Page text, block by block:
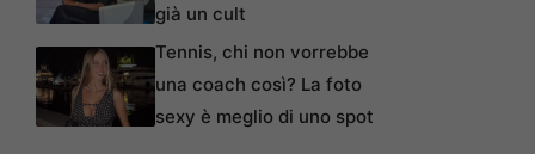
già un cult
Tennis, chi non vorrebbe
una coach così? La foto
sexy è meglio di uno spot